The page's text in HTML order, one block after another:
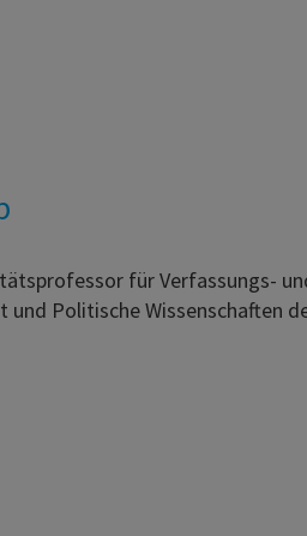
für Verfassungs-
Politische Wissenschaften